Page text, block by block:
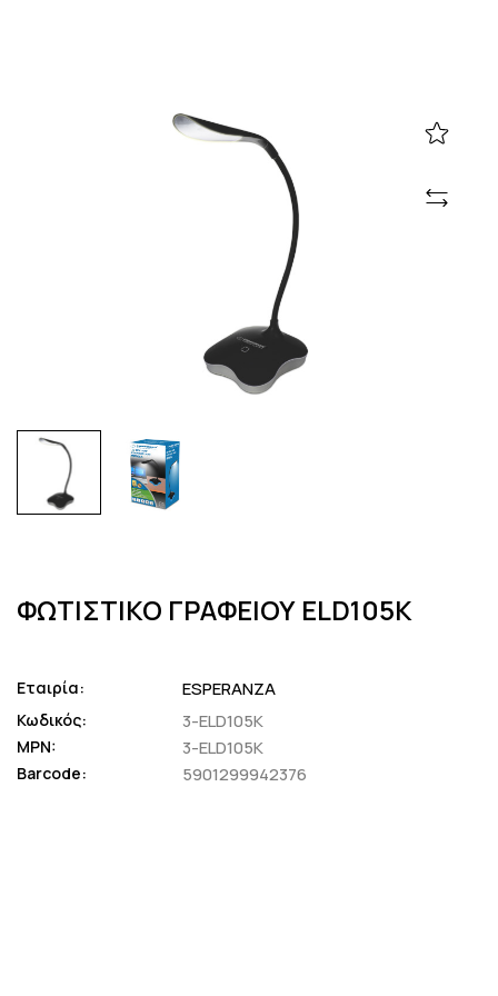
ΦΩΤΙΣΤΙΚΟ ΓΡΑΦΕΙΟΥ ELD105K
Εταιρία: ESPERANZA
Κωδικός: 3-ELD105K
MPN: 3-ELD105K
Barcode: 5901299942376